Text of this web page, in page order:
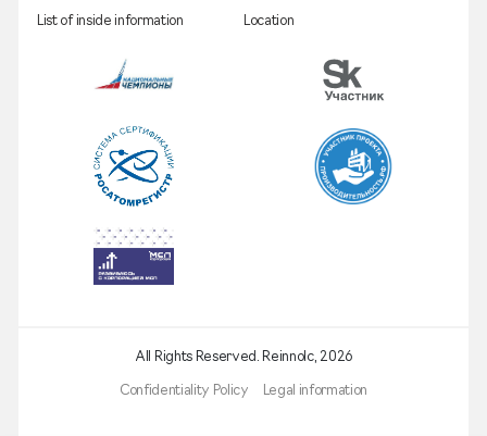
List of inside information Location
All Rights Reserved. Reinnolc, 2026
Confidentiality Policy Legal information